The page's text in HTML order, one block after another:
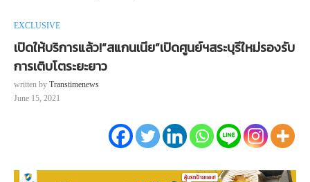
EXCLUSIVE
เปิดให้บริการแล้ว!“สแกนเนีย”เปิดศูนย์ฯสระบุรีใหม่รองรับ
การเติบโตระยะยาว
written by Transtimenews
June 15, 2021